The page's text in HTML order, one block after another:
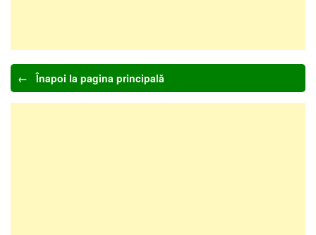
← Înapoi la pagina principală